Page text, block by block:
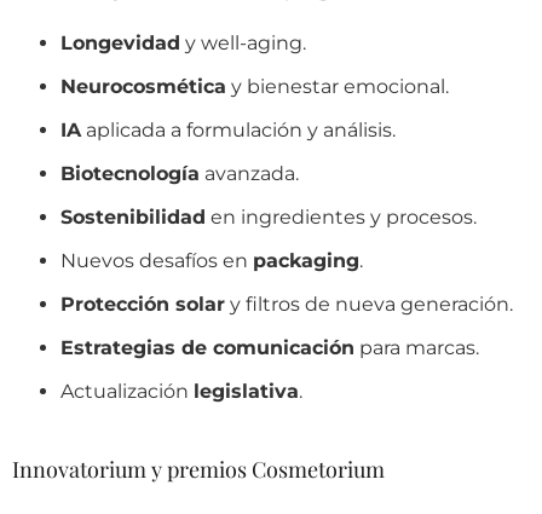
Longevidad y well-aging.
Neurocosmética y bienestar emocional.
IAaplicada a formulación y análisis.
Biotecnología avanzada.
Sostenibilidad en ingredientes y procesos.
Nuevos desafíos en packaging.
Protección solar y filtros de nueva generación.
Estrategias de comunicación para marcas.
Actualización legislativa.
Innovatorium y premios Cosmetorium